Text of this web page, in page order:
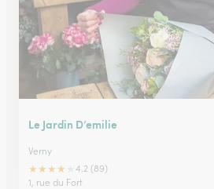
Le Jardin D’emilie
Verny
★★★★
4.2 (89)
1, rue du Fort